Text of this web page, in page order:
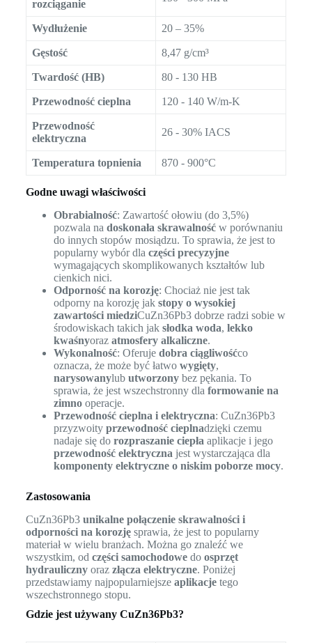
rozciąganie
Wydłużenie 20 – 35%
Gęstość 8,47 g/cm³
Twardość (HB) 80 - 130 HB
Przewodność cieplna 120 - 140 W/m-K
Przewodność
elektryczna
26 - 30% IACS
Temperatura topnienia 870 - 900°C
Godne uwagi właściwości
Obrabialność: Zawartość ołowiu (do 3,5%)
pozwala na doskonała skrawalnośćw porównaniu
do innych stopów mosiądzu. To sprawia, że jest to
popularny wybór dla części precyzyjne
wymagających skomplikowanych kształtów lub
cienkich nici.
Odporność na korozję: Chociaż nie jest tak
odporny na korozję jak stopy o wysokiej
zawartości miedziCuZn36Pb3 dobrze radzi sobie w
środowiskach takich jak słodka woda, lekko
kwaśnyoraz atmosfery alkaliczne.
Wykonalność: Oferuje dobra ciągliwośćco
oznacza, że może być łatwo wygięty,
narysowanylub utworzonybez pękania. To
sprawia, że jest wszechstronny dla formowanie na
zimnooperacje.
Przewodność cieplna i elektryczna: CuZn36Pb3
przyzwoity przewodność cieplnadzięki czemu
nadaje się do rozpraszanie ciepła aplikacje i jego
przewodność elektryczna jest wystarczająca dla
komponenty elektryczne o niskim poborze mocy.
Zastosowania
CuZn36Pb3 unikalne połączenie skrawalności i
odporności na korozjęsprawia, że jest to popularny
materiał w wielu branżach. Można go znaleźć we
wszystkim, od części samochodowedo osprzęt
hydraulicznyoraz złącza elektryczne. Poniżej
przedstawiamy najpopularniejsze aplikacjetego
wszechstronnego stopu.
Gdzie jest używany CuZn36Pb3?